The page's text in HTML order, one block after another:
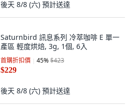
後天 8/8 (六) 預計送達
Saturnbird 訊息系列 冷萃咖啡 E 單一
產區 輕度烘焙, 3g, 1個, 6入
首購折扣價 45%$423
$229
後天 8/8 (六) 預計送達